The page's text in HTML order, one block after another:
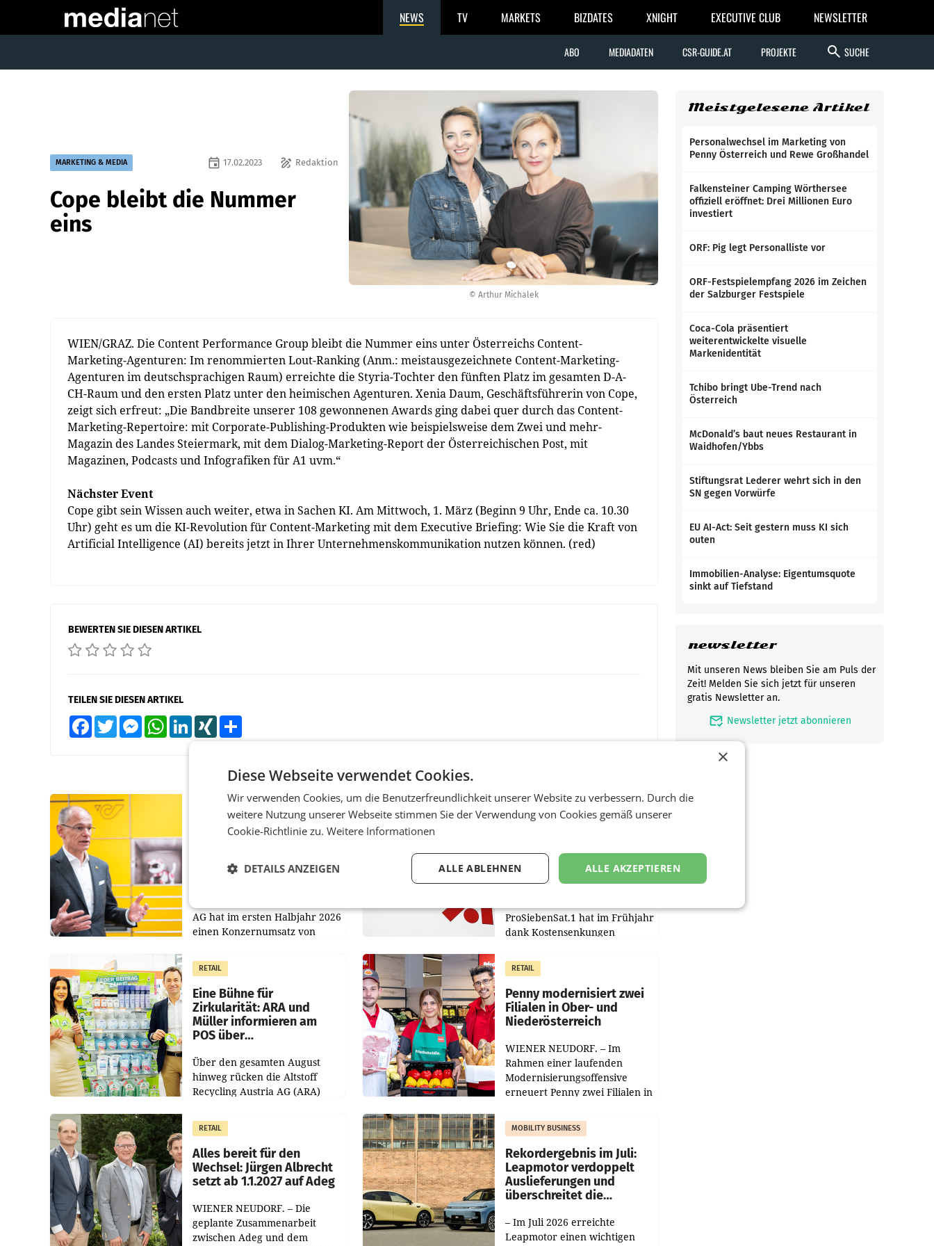
NEWS TV MARKETS BIZDATES XNIGHT EXECUTIVE CLUB NEWSLETTER
ABO MEDIADATEN CSR-GUIDE.AT PROJEKTE search SUCHE
© Arthur Michalek
MARKETING & MEDIA draw Redaktion
event 17.02.2023
Cope bleibt die Nummer
eins
WIEN/GRAZ. Die Content Performance Group bleibt die Nummer eins unter Österreichs Content-
Marketing-Agenturen: Im renommierten Lout-Ranking (Anm.: meistausgezeichnete Content-Marketing-
Agenturen im deutschsprachigen Raum) erreichte die Styria-Tochter den fünften Platz im gesamten D-A-
CH-Raum und den ersten Platz unter den heimischen Agenturen. Xenia Daum, Geschäftsführerin von Cope,
zeigt sich erfreut: „Die Bandbreite unserer 108 gewonnenen Awards ging dabei quer durch das Content-
Marketing-Repertoire: mit Corporate-Publishing-Produkten wie beispielsweise dem Zwei und mehr-
Magazin des Landes Steiermark, mit dem Dialog-Marketing-Report der Österreichischen Post, mit
Magazinen, Podcasts und Infografiken für A1 uvm.“
Nächster Event
Cope gibt sein Wissen auch weiter, etwa in Sachen KI. Am Mittwoch, 1. März (Beginn 9 Uhr, Ende ca. 10.30
Uhr) geht es um die KI-Revolution für Content-Marketing mit dem Executive Briefing: Wie Sie die Kraft von
Artificial Intelligence (AI) bereits jetzt in Ihrer Unternehmenskommunikation nutzen können. (red)
BEWERTEN SIE DIESEN ARTIKEL
TEILEN SIE DIESEN ARTIKEL
FacebookTwitter MessengerWhatsAppLinkedInXING
Österreichische Post:
Halbjahr trotz schwachem
Briefgeschäft
AG hat im ersten Halbjahr 2026
einen Konzernumsatz von
erwirtschaftet, was einem Plus
von 3,8 Prozent gegenüber
dem Vergleichszeitraum
MARKETING & MEDIA
Gewinn
UNTERFÖHRING/MAILAND/AMSTERDAM.
ProSiebenSat.1 hat im Frühjahr
dank Kostensenkungen
gemacht und die
Markterwartung deutlich
übertroffen.
RETAIL
Eine Bühne für
Zirkularität: ARA und
Müller informieren am
POS über
Über den gesamten August
hinweg rücken die Altstoff
Recycling Austria AG (ARA)
Müller die Initiative „Kreislauf-
Helden“ in allen
österreichischen Müller-Filialen
RETAIL
Penny modernisiert zwei
Filialen in Ober- und
Niederösterreich
WIENER NEUDORF. – Im
Rahmen einer laufenden
Modernisierungsoffensive
erneuert Penny zwei Filialen in
Die beiden Standorte liegen in
Haag sowie im rund
RETAIL
Alles bereit für den
Wechsel: Jürgen Albrecht
setzt ab 1.1.2027 auf Adeg
WIENER NEUDORF. – Die
geplante Zusammenarbeit
zwischen Adeg und dem
MOBILITY BUSINESS
Rekordergebnis im Juli:
Leapmotor verdoppelt
Auslieferungen und
überschreitet die
– Im Juli 2026 erreichte
Leapmotor einen wichtigen
Meistgelesene Artikel
Personalwechsel im Marketing von
Penny Österreich und Rewe Großhandel
Falkensteiner Camping Wörthersee
offiziell eröffnet: Drei Millionen Euro
investiert
ORF: Pig legt Personalliste vor
ORF-Festspielempfang 2026 im Zeichen
der Salzburger Festspiele
Coca-Cola präsentiert
weiterentwickelte visuelle
Markenidentität
Tchibo bringt Ube-Trend nach
Österreich
McDonald’s baut neues Restaurant in
Waidhofen/Ybbs
Stiftungsrat Lederer wehrt sich in den
SN gegen Vorwürfe
EU AI-Act: Seit gestern muss KI sich
outen
Immobilien-Analyse: Eigentumsquote
sinkt auf Tiefstand
newsletter
Mit unseren News bleiben Sie am Puls der
Zeit! Melden Sie sich jetzt für unseren
gratis Newsletter an.
mark_email_read Newsletter jetzt abonnieren
×
Diese Webseite verwendet Cookies.
Wir verwenden Cookies, um die Benutzerfreundlichkeit unserer Website zu verbessern. Durch die
weitere Nutzung unserer Webseite stimmen Sie der Verwendung von Cookies gemäß unserer
Cookie-Richtlinie zu. Weitere Informationen
ALLE AKZEPTIEREN
ALLE ABLEHNEN
DETAILS ANZEIGEN